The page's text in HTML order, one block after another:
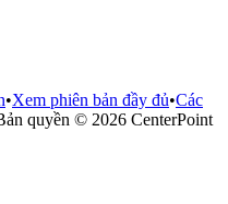
•Xem phiên bản đầy đủ•Các
quyền © 2026 CenterPoint